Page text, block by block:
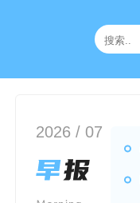
2026 / 07